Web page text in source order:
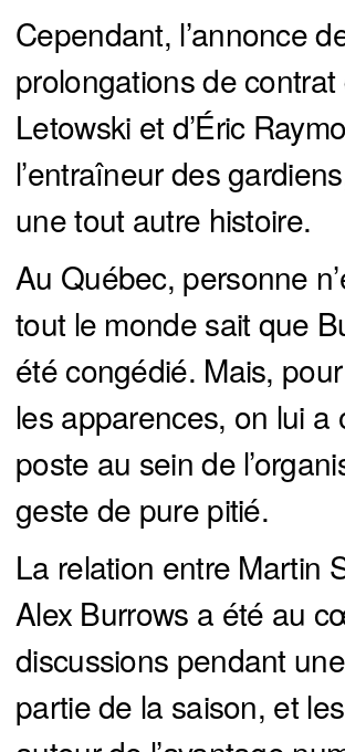
Cependant, l’annonce
prolongations de contrat
Letowski et d’Éric
l’entraîneur des
une tout autre histoire.
Au Québec, personne
tout le monde sait que
été congédié. Mais,
les apparences, on lui a
poste au sein de
geste de pure pitié.
La relation entre Martin
Alex Burrows a été au
discussions pendant
partie de la saison, et